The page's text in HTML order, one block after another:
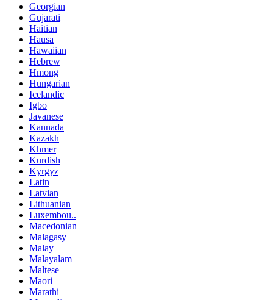
Georgian
Gujarati
Haitian
Hausa
Hawaiian
Hebrew
Hmong
Hungarian
Icelandic
Igbo
Javanese
Kannada
Kazakh
Khmer
Kurdish
Kyrgyz
Latin
Latvian
Lithuanian
Luxembou..
Macedonian
Malagasy
Malay
Malayalam
Maltese
Maori
Marathi